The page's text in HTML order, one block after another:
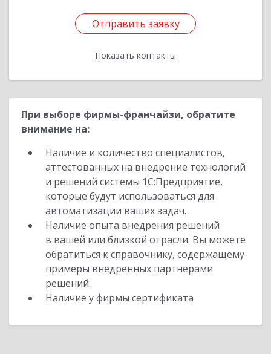
Отправить заявку
Показать контакты
Отправить заявку
Назад
При выборе фирмы-франчайзи, обратите
внимание на:
Наличие и количество специалистов,
аттестованных на внедрение технологий
и решений системы 1С:Предприятие,
которые будут использоваться для
автоматизации ваших задач.
Наличие опыта внедрения решений
в вашей или близкой отрасли. Вы можете
обратиться к справочнику, содержащему
примеры внедренных партнерами
решений.
Наличие у фирмы сертификата